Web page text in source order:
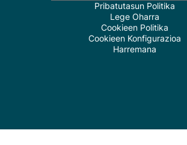
Pribatutasun Politika
Lege Oharra
Cookieen Politika
Cookieen Konfigurazioa
Harremana